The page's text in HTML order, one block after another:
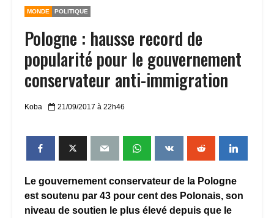
MONDE POLITIQUE
Pologne : hausse record de
popularité pour le gouvernement
conservateur anti-immigration
Koba 21/09/2017 à 22h46
Le gouvernement conservateur de la Pologne
est soutenu par 43 pour cent des Polonais, son
niveau de soutien le plus élevé depuis que le